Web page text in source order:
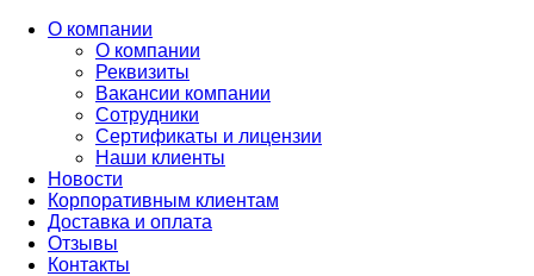
О компании
О компании
Реквизиты
Вакансии компании
Сотрудники
Сертификаты и лицензии
Наши клиенты
Новости
Корпоративным клиентам
Доставка и оплата
Отзывы
Контакты